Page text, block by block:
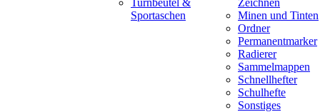
Sportaschen
Minen und Tinten
Ordner
Permanentmarker
Radierer
Sammelmappen
Schnellhefter
Schulhefte
Sonstiges